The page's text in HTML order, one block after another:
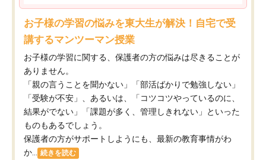
お子様の学習の悩みを東大生が解決！自宅で受
講するマンツーマン授業
お子様の学習に関する、保護者の方の悩みは尽きることが
ありません。
「親の言うことを聞かない」「部活ばかりで勉強しない」
「受験が不安」、あるいは、「コツコツやっているのに、
結果がでない」「課題が多く、管理しきれない」といった
ものもあるでしょう。
保護者の方がサポートしようにも、最新の教育事情がわ
か...
続きを読む